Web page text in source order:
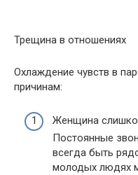
Трещина в отношениях
Охлаждение чувств в
причинам:
Женщина
Постоянные
всегда быть
молодых людях